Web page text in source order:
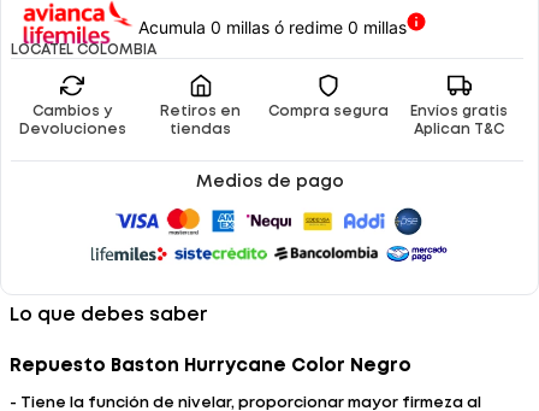
Acumula 0 millas ó redime 0 millas
LOCATEL COLOMBIA
Cambios y
Devoluciones
Retiros en
tiendas
Compra segura
Envíos gratis
Aplican T&C
Medios de pago
Lo que debes saber
Repuesto Baston Hurrycane Color Negro
- Tiene la función de nivelar, proporcionar mayor firmeza al